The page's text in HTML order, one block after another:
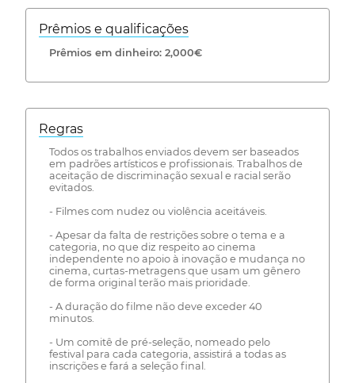
Prêmios e qualificações
Prêmios em dinheiro: 2,000€
Regras
Todos os trabalhos enviados devem ser baseados
em padrões artísticos e profissionais. Trabalhos de
aceitação de discriminação sexual e racial serão
evitados.
- Filmes com nudez ou violência aceitáveis.
- Apesar da falta de restrições sobre o tema e a
categoria, no que diz respeito ao cinema
independente no apoio à inovação e mudança no
cinema, curtas-metragens que usam um gênero
de forma original terão mais prioridade.
- A duração do filme não deve exceder 40
minutos.
- Um comitê de pré-seleção, nomeado pelo
festival para cada categoria, assistirá a todas as
inscrições e fará a seleção final.